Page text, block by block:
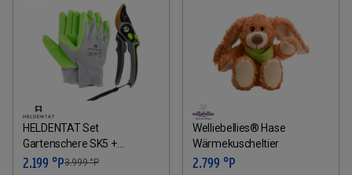
HELDENTAT Set
Gartenschere SK5 +
Handschuh
2.199 °P3.999°P
Welliebellies® Hase
Wärmekuscheltier
2.799 °P